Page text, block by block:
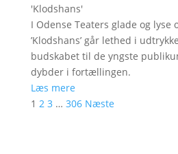
'Klodshans'
I Odense Teaters glade og
’Klodshans’ går lethed i
budskabet til de yngste
dybder i fortællingen.
Læs mere
1 2 3 … 306 Næste